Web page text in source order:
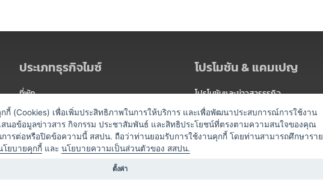
ประเภทธุรกิจไมซ์
ที่พัก
สถานที่จัดงาน
ท่องเที่ยว / นำเที่ยว
ออแกไนเซอร์
โปรโมชัน & แคมเปญ
โปรโมชันและข่าวสารธุรกิจ
แพ็กเกจ
แคมเปญ
กี้ (Cookies) เพื่อเพิ่มประสิทธิภาพในการให้บริการ และเพื่อพัฒนาประสบการณ์การใช้งาน
สนอข้อมูลข่าวสาร กิจกรรม ประชาสัมพันธ์ และสิทธิประโยชน์ที่ตรงตามความสนใจของคุณ
ารต่อหรือปิดข้อความนี้ สสปน. ถือว่าท่านยอมรับการใช้งานคุกกี้ โดยท่านสามารถศึกษาราย
โยบายคุกกี้ และ นโยบายความเป็นส่วนตัวของ สสปน.
ตั้งค่า